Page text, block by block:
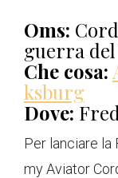
Oms:
guerra
Che cosa:
ksburg
Dove:
Per lanciare la
my Aviator